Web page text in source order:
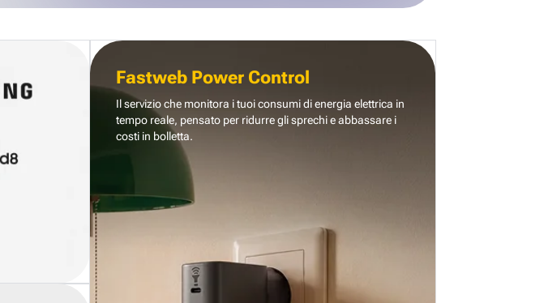
Fastweb Power Control
Il servizio che monitora i tuoi consumi di energia elettrica in
tempo reale, pensato per ridurre gli sprechi e abbassare i
costi in bolletta.